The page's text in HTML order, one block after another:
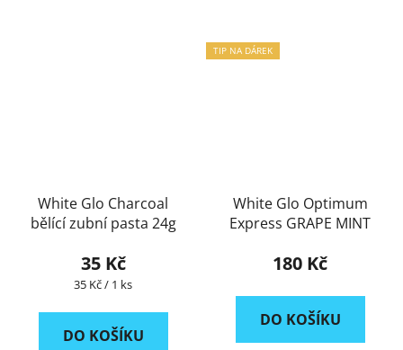
White Glo Charcoal
bělící zubní pasta 24g
35 Kč
Měrná
35 Kč / 1 ks
DO KOŠÍKU
TIP NA DÁREK
White Glo Optimum
Express GRAPE MINT
180 Kč
DO KOŠÍKU